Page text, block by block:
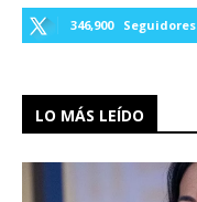
346,900 Seguidores
LO MÁS LEÍDO